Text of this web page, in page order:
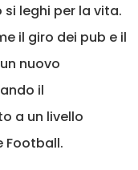
leghi per la vita.
il giro dei pub e il
nuovo
il
a un livello
Football.